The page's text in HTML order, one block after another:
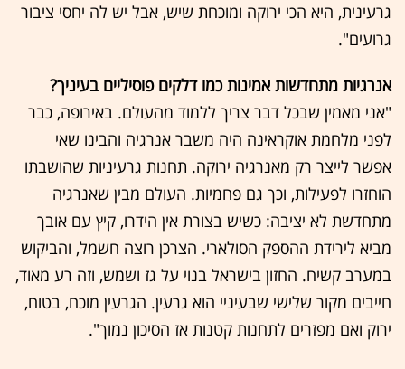
גרעינית, היא הכי ירוקה ומוכחת שיש, אבל יש לה יחסי ציבור
גרועים".
אנרגיות מתחדשות אמינות כמו דלקים פוסיליים בעיניך?
"אני מאמין שבכל דבר צריך ללמוד מהעולם. באירופה, כבר
לפני מלחמת אוקראינה היה משבר אנרגיה והבינו שאי
אפשר לייצר רק מאנרגיה ירוקה. תחנות גרעיניות שהושבתו
הוחזרו לפעילות, וכך גם פחמיות. העולם מבין שאנרגיה
מתחדשת לא יציבה: כשיש בצורת אין הידרו, קיץ עם אובך
מביא לירידת ההספק הסולארי. הצרכן רוצה חשמל, והביקוש
במערב קשיח. החזון בישראל בנוי על גז ושמש, וזה רע מאוד,
חייבים מקור שלישי שבעיניי הוא גרעין. הגרעין מוכח, בטוח,
ירוק ואם מפזרים לתחנות קטנות אז הסיכון נמוך".